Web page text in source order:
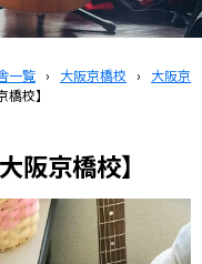
一覧 › 大阪京橋校 ›
大阪京
校】
阪京橋校】